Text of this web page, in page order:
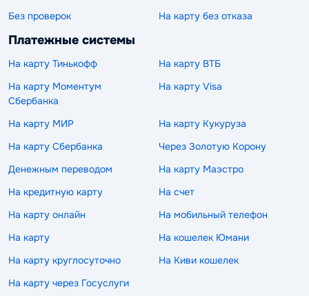
Без проверок
На карту без отказа
Платежные системы
На карту Тинькофф
На карту ВТБ
На карту Моментум
Сбербанка
На карту Visa
На карту МИР
На карту Кукуруза
На карту Сбербанка
Через Золотую Корону
Денежным переводом
На карту Маэстро
На кредитную карту
На счет
На карту онлайн
На мобильный телефон
На карту
На кошелек Юмани
На карту круглосуточно
На Киви кошелек
На карту через Госуслуги